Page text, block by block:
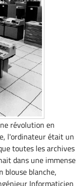
révolution en
l'ordinateur était un
toutes les archives
dans une immense
blouse blanche,
Informaticien